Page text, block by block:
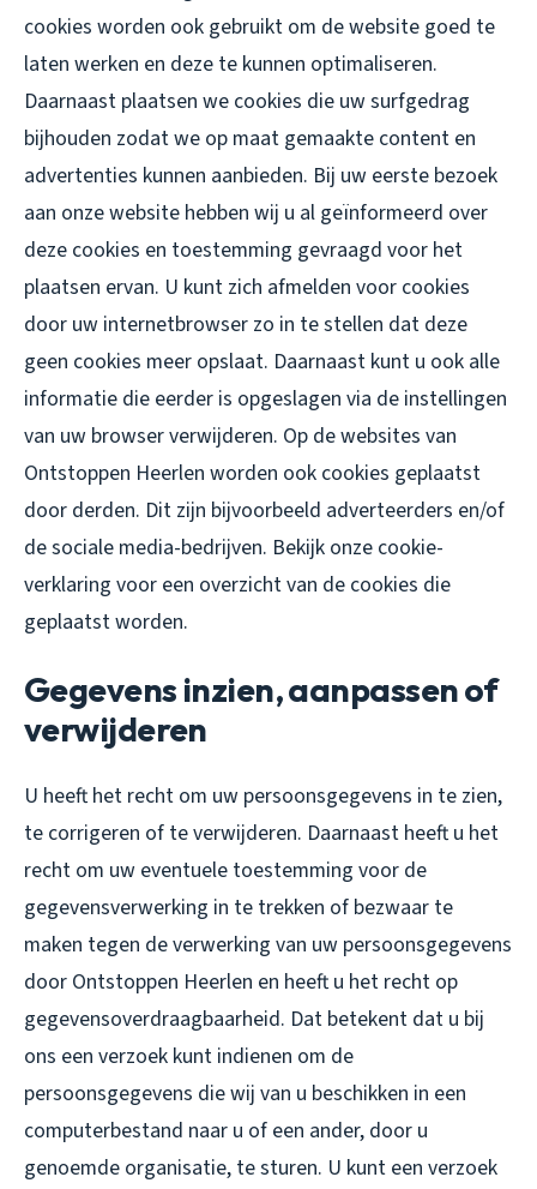
cookies worden ook gebruikt om de website goed te
laten werken en deze te kunnen optimaliseren.
Daarnaast plaatsen we cookies die uw surfgedrag
bijhouden zodat we op maat gemaakte content en
advertenties kunnen aanbieden. Bij uw eerste bezoek
aan onze website hebben wij u al geïnformeerd over
deze cookies en toestemming gevraagd voor het
plaatsen ervan. U kunt zich afmelden voor cookies
door uw internetbrowser zo in te stellen dat deze
geen cookies meer opslaat. Daarnaast kunt u ook alle
informatie die eerder is opgeslagen via de instellingen
van uw browser verwijderen. Op de websites van
Ontstoppen Heerlen worden ook cookies geplaatst
door derden. Dit zijn bijvoorbeeld adverteerders en/of
de sociale media-bedrijven. Bekijk onze cookie-
verklaring voor een overzicht van de cookies die
geplaatst worden.
Gegevens inzien, aanpassen of
verwijderen
U heeft het recht om uw persoonsgegevens in te zien,
te corrigeren of te verwijderen. Daarnaast heeft u het
recht om uw eventuele toestemming voor de
gegevensverwerking in te trekken of bezwaar te
maken tegen de verwerking van uw persoonsgegevens
door Ontstoppen Heerlen en heeft u het recht op
gegevensoverdraagbaarheid. Dat betekent dat u bij
ons een verzoek kunt indienen om de
persoonsgegevens die wij van u beschikken in een
computerbestand naar u of een ander, door u
genoemde organisatie, te sturen. U kunt een verzoek